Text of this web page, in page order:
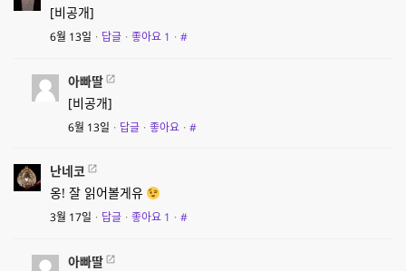
[비공개]
6월 13일 · 답글 · 좋아요 1 · #
아빠딸
[비공개]
6월 13일 · 답글 · 좋아요 · #
난네코
옹! 잘 읽어볼게유
3월 17일 · 답글 · 좋아요 1 · #
아빠딸